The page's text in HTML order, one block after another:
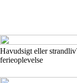
Havudsigt eller
ferieoplevelse